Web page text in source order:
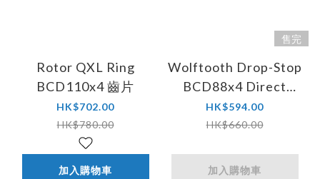
Rotor QXL Ring
BCD110x4 齒片
HK$702.00
HK$780.00
加入購物車
售完
Wolftooth Drop-Stop
BCD88x4 Direct
Mount Chainring 齒片
(For Shimano M985)
HK$594.00
HK$660.00
加入購物車